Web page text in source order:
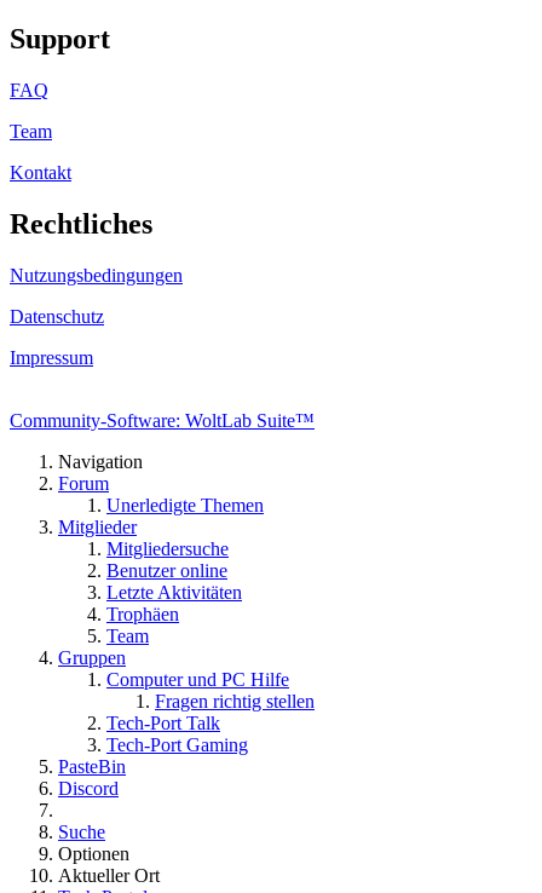
Support
FAQ
Team
Kontakt
Rechtliches
Nutzungsbedingungen
Datenschutz
Impressum
Community-Software: WoltLab Suite™
Navigation
Forum
Unerledigte Themen
Mitglieder
Mitgliedersuche
Benutzer online
Letzte Aktivitäten
Trophäen
Team
Gruppen
Computer und PC Hilfe
Fragen richtig stellen
Tech-Port Talk
Tech-Port Gaming
PasteBin
Discord
Suche
Optionen
Aktueller Ort